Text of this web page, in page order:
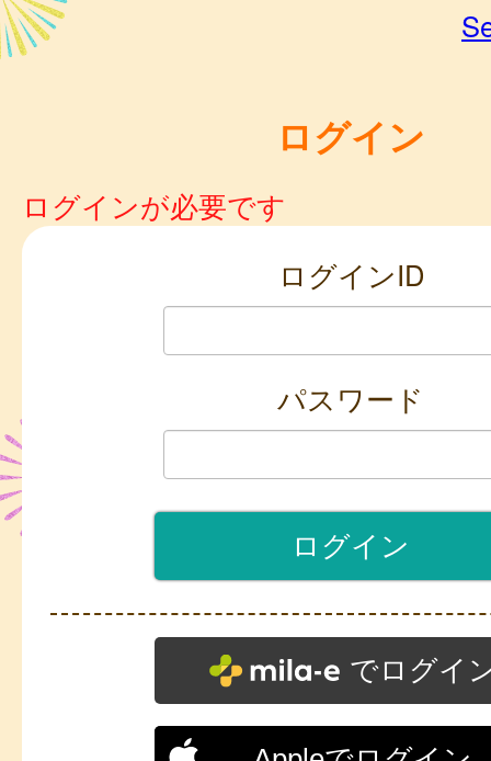
ログイン
ログインが必要です
ログインID
パスワード
でログイ